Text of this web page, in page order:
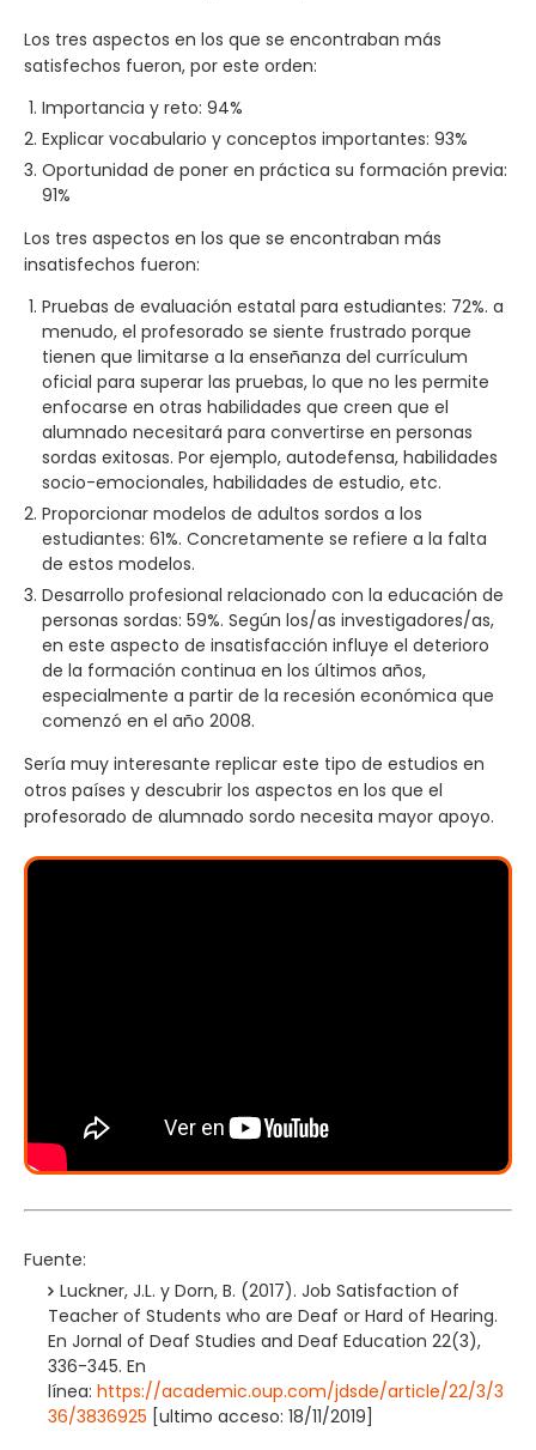
Los tres aspectos en los que se encontraban más
satisfechos fueron, por este orden:
Importancia y reto: 94%
Explicar vocabulario y conceptos importantes: 93%
Oportunidad de poner en práctica su formación previa:
91%
Los tres aspectos en los que se encontraban más
insatisfechos fueron:
Pruebas de evaluación estatal para estudiantes: 72%. a
menudo, el profesorado se siente frustrado porque
tienen que limitarse a la enseñanza del currículum
oficial para superar las pruebas, lo que no les permite
enfocarse en otras habilidades que creen que el
alumnado necesitará para convertirse en personas
sordas exitosas. Por ejemplo, autodefensa, habilidades
socio-emocionales, habilidades de estudio, etc.
Proporcionar modelos de adultos sordos a los
estudiantes: 61%. Concretamente se refiere a la falta
de estos modelos.
Desarrollo profesional relacionado con la educación de
personas sordas: 59%. Según los/as investigadores/as,
en este aspecto de insatisfacción influye el deterioro
de la formación continua en los últimos años,
especialmente a partir de la recesión económica que
comenzó en el año 2008.
Sería muy interesante replicar este tipo de estudios en
otros países y descubrir los aspectos en los que el
profesorado de alumnado sordo necesita mayor apoyo.
Fuente:
Luckner, J.L. y Dorn, B. (2017). Job Satisfaction of
Teacher of Students who are Deaf or Hard of Hearing.
En Jornal of Deaf Studies and Deaf Education 22(3),
336-345. En
línea: https://academic.oup.com/jdsde/article/22/3/3
36/3836925 [ultimo acceso: 18/11/2019]